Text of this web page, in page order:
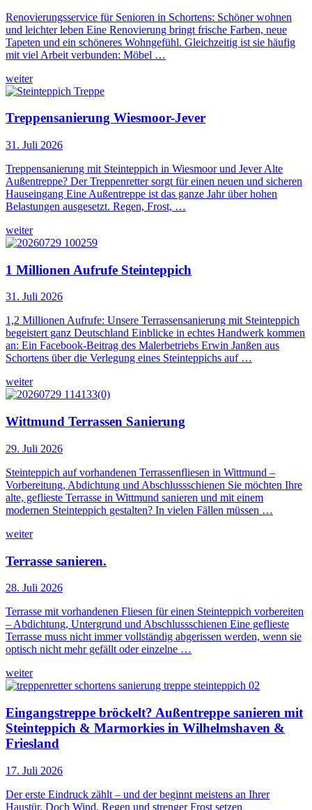
Renovierungsservice für Senioren in Schortens: Schöner wohnen
und leichter leben Eine Renovierung bringt frische Farben, neue
Tapeten und ein schöneres Wohngefühl. Gleichzeitig ist sie häufig
mit viel Arbeit verbunden: Möbel …
weiter
Treppensanierung Wiesmoor-Jever
31. Juli 2026
Treppensanierung mit Steinteppich in Wiesmoor und Jever Alte
Außentreppe? Der Treppenretter sorgt für einen neuen und sicheren
Hauseingang Eine Außentreppe ist das ganze Jahr über hohen
Belastungen ausgesetzt. Regen, Frost, …
weiter
1 Millionen Aufrufe Steinteppich
31. Juli 2026
1,2 Millionen Aufrufe: Unsere Terrassensanierung mit Steinteppich
begeistert ganz Deutschland Einblicke in echtes Handwerk kommen
an: Ein Facebook-Beitrag des Malerbetriebs Erwin Janßen aus
Schortens über die Verlegung eines Steinteppichs auf …
weiter
Wittmund Terrassen Sanierung
29. Juli 2026
Steinteppich auf vorhandenen Terrassenfliesen in Wittmund –
Vorbereitung, Abdichtung und Abschlussschienen Sie möchten Ihre
alte, geflieste Terrasse in Wittmund sanieren und mit einem
modernen Steinteppich gestalten? In vielen Fällen müssen …
weiter
Terrasse sanieren.
28. Juli 2026
Terrasse mit vorhandenen Fliesen für einen Steinteppich vorbereiten
– Abdichtung, Untergrund und Abschlussschienen Eine geflieste
Terrasse muss nicht immer vollständig abgerissen werden, wenn sie
optisch nicht mehr gefällt oder einzelne …
weiter
Eingangstreppe bröckelt? Außentreppe sanieren mit
Steinteppich & Marmorkies in Wilhelmshaven &
Friesland
17. Juli 2026
Der erste Eindruck zählt – und der beginnt meistens an Ihrer
Haustür. Doch Wind, Regen und strenger Frost setzen